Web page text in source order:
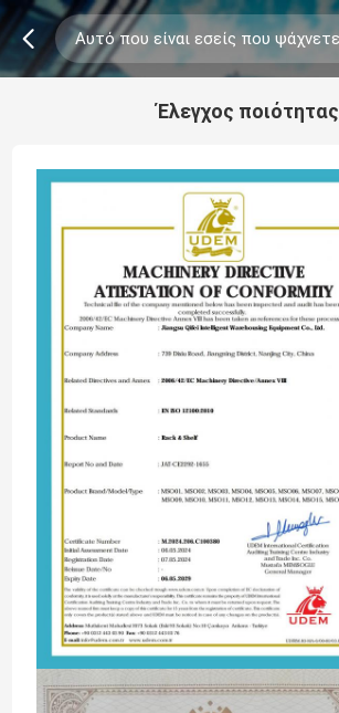
Έλεγχος ποιότητας